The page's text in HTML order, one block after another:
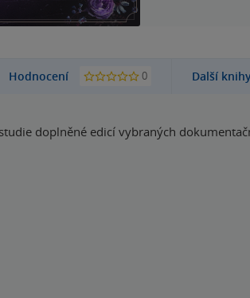
Hodnocení 0 Další
doplněné edicí vybraných